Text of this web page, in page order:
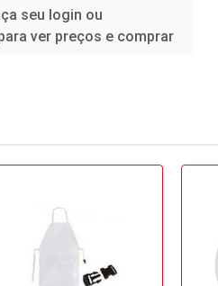
seu login ou
ver preços e comprar